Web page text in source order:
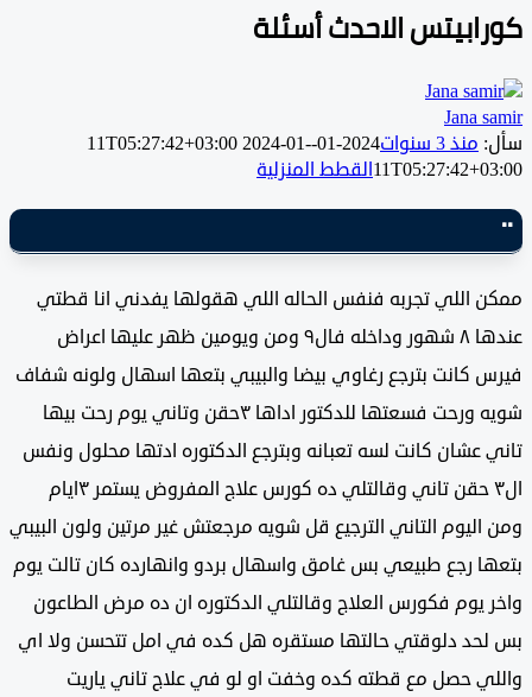
الاحدث أسئلة
Jana
منذ 3 سنوات 2024-01-11T05:27:42+03:00
2024-01-
القطط المنزلية
اللي تجربه فنفس الحاله اللي هقولها يفدني انا قطتي
عندها ٨ شهور وداخله فال٩ ومن ويومين ظهر عليها اعراض
كانت بترجع رغاوي بيضا والبيبي بتعها اسهال ولونه شفاف
شويه ورحت فسعتها للدكتور اداها ٣حقن وتاني يوم رحت بيها
عشان كانت لسه تعبانه وبترجع الدكتوره ادتها محلول ونفس
ال٣ حقن تاني وقالتلي ده كورس علاج المفروض يستمر ٣ايام
التاني الترجيع قل شويه مرجعتش غير مرتين ولون البيبي
رجع طبيعي بس غامق واسهال بردو وانهارده كان تالت يوم
يوم فكورس العلاج وقالتلي الدكتوره ان ده مرض الطاعون
دلوقتي حالتها مستقره هل كده في امل تتحسن ولا اي
حصل مع قطته كده وخفت او لو في علاج تاني ياريت